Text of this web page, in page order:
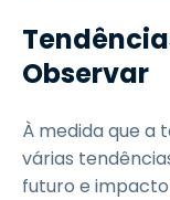
Observar
À medida que a
várias
futuro e